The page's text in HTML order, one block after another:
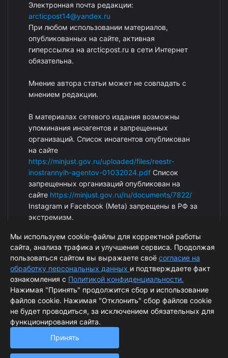
Электронная почта редакции:
arcticpost14@yandex.ru
При любом использовании материалов,
опубликованных на сайте, активная
гиперссылка на arcticpost.ru в сети Интернет
обязательна.
Мнение автора статьи может не совпадать с
мнением редакции.
В материалах сетевого издания возможны
упоминания иноагентов и запрещенных
организаций. Список иноагентов опубликован
на сайте
https://minjust.gov.ru/uploaded/files/reestr-
inostrannyih-agentov-01032024.pdf Список
запрещенных организаций опубликован на
сайте https://minjust.gov.ru/ru/documents/7822/
Instagram и Facebook (Metа) запрещены в РФ за
экстремизм.
© ArcticPost. Информация сайта защищена законом об
авторских правах.
Согласие на обработку персональных данных
Политика обработки персональных данных
Мы используем cookie-файлы для корректной работы
сайта, анализа трафика и улучшения сервиса. Продолжая
пользоваться сайтом вы выражаете своё согласие на
обработку персональных данных и подтверждаете факт
ознакомления с Политикой конфиденциальности.
Нажимая "Принять" продолжится сбор и использование
файлов cookie. Нажимая "Отклонить" сбор файлов cookie
не будет проводиться, за исключением обязательных для
функционирования сайта.
Принять